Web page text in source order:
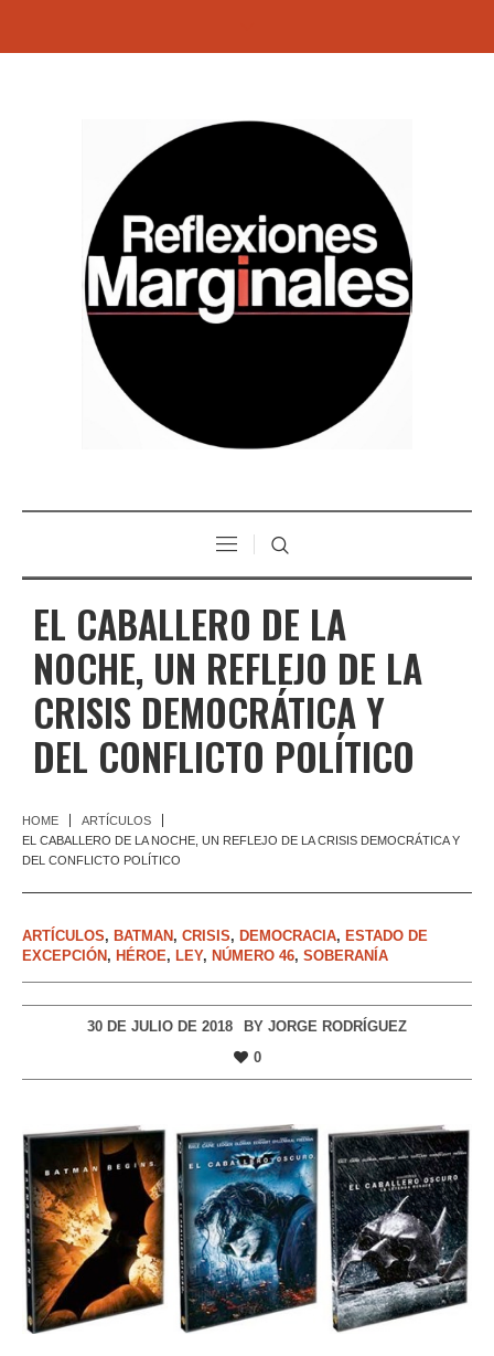
EL CABALLERO DE LA
NOCHE, UN REFLEJO DE LA
CRISIS DEMOCRÁTICA Y
DEL CONFLICTO POLÍTICO
HOME
ARTÍCULOS
EL CABALLERO DE LA NOCHE, UN REFLEJO DE LA CRISIS DEMOCRÁTICA Y
DEL CONFLICTO POLÍTICO
ARTÍCULOS, BATMAN, CRISIS, DEMOCRACIA, ESTADO DE
EXCEPCIÓN, HÉROE, LEY, NÚMERO 46, SOBERANÍA
30 DE JULIO DE 2018 BY JORGE RODRÍGUEZ
0